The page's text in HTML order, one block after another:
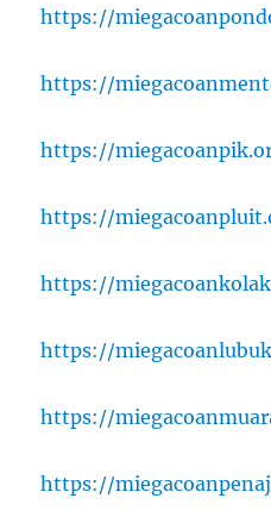
https://
https://
https://
https://
https://
https://
https://
https://